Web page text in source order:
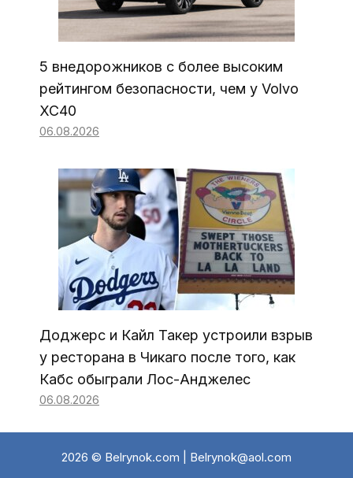
5 внедорожников с более высоким
рейтингом безопасности, чем у Volvo
XC40
06.08.2026
Доджерс и Кайл Такер устроили взрыв
у ресторана в Чикаго после того, как
Кабс обыграли Лос-Анджелес
06.08.2026
2026 © Belrynok.com | Belrynok@aol.com